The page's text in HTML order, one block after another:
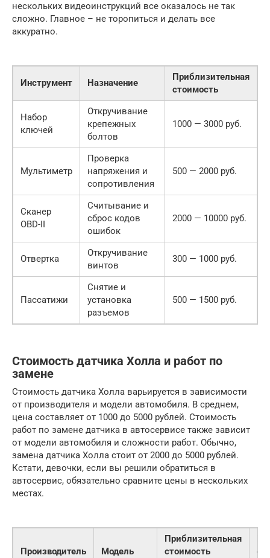
нескольких видеоинструкций все оказалось не так
сложно. Главное – не торопиться и делать все
аккуратно.
Инструмент Назначение
Приблизительная
стоимость
Набор
ключей
Откручивание
крепежных
болтов
1000 — 3000 руб.
Мультиметр
Проверка
напряжения и
сопротивления
500 — 2000 руб.
Сканер
OBD-II
Считывание и
сброс кодов
ошибок
2000 — 10000 руб.
Отвертка
Откручивание
винтов
300 — 1000 руб.
Пассатижи
Снятие и
установка
разъемов
500 — 1500 руб.
Стоимость датчика Холла и работ по
замене
Стоимость датчика Холла варьируется в зависимости
от производителя и модели автомобиля. В среднем,
цена составляет от 1000 до 5000 рублей. Стоимость
работ по замене датчика в автосервисе также зависит
от модели автомобиля и сложности работ. Обычно,
замена датчика Холла стоит от 2000 до 5000 рублей.
Кстати, девочки, если вы решили обратиться в
автосервис, обязательно сравните цены в нескольких
местах.
Производитель Модель
Приблизительная
стоимость